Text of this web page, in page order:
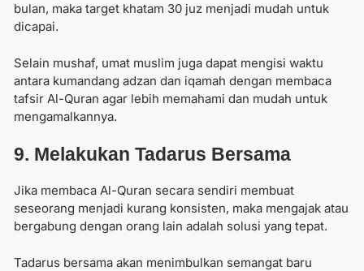
bulan, maka target khatam 30 juz menjadi mudah untuk
dicapai.
Selain mushaf, umat muslim juga dapat mengisi waktu
antara kumandang adzan dan iqamah dengan membaca
tafsir Al-Quran agar lebih memahami dan mudah untuk
mengamalkannya.
9. Melakukan Tadarus Bersama
Jika membaca Al-Quran secara sendiri membuat
seseorang menjadi kurang konsisten, maka mengajak atau
bergabung dengan orang lain adalah solusi yang tepat.
Tadarus bersama akan menimbulkan semangat baru